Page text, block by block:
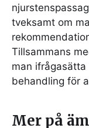
tveksamt om
Tillsammans
man
behandling för
Mer på